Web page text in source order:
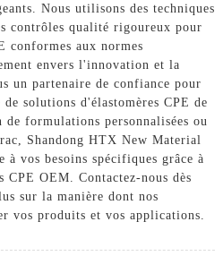
Nous utilisons des techniques
contrôles qualité rigoureux pour
conformes aux normes
envers l'innovation et la
un partenaire de confiance pour
solutions d'élastomères CPE de
de formulations personnalisées ou
Shandong HTX New Material
à vos besoins spécifiques grâce à
CPE OEM. Contactez-nous dès
sur la manière dont nos
vos produits et vos applications.